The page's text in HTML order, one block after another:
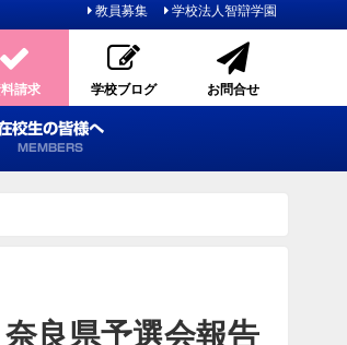
教員募集 学校法人智辯学園
料請求 学校ブログ お問合せ
校生の皆様へ
MEMBERS
良県予選会報告